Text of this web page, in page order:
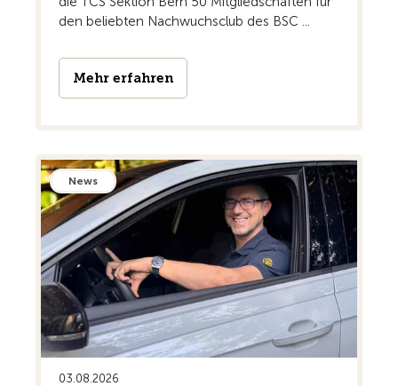
den beliebten Nachwuchsclub des BSC ...
Mehr erfahren
News
03.08.2026